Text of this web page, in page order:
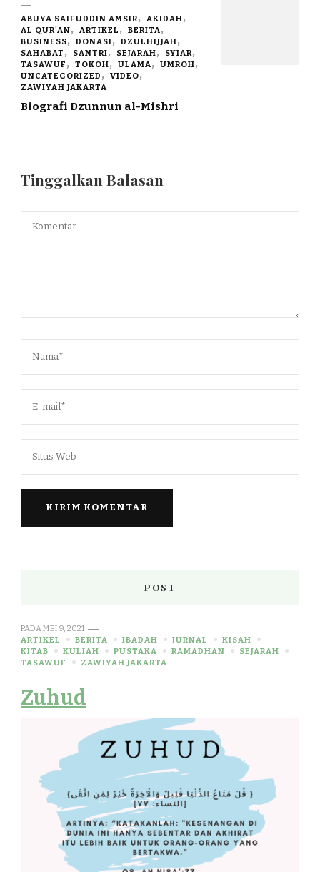
ABUYA SAIFUDDIN AMSIR
AKIDAH
AL QUR'AN
ARTIKEL
BERITA
BUSINESS
DONASI
DZULHIJJAH
SAHABAT
SANTRI SEJARAH
SYIAR
TASAWUF
TOKOH ULAMA
UMROH
UNCATEGORIZED
VIDEO
ZAWIYAH JAKARTA
Biografi Dzunnun al-Mishri
Tinggalkan Balasan
POST
PADAMEI 9, 2021
ARTIKEL
BERITA IBADAH JURNAL
KISAH
KITAB
KULIAH PUSTAKA RAMADHAN
SEJARAH
TASAWUF
ZAWIYAH JAKARTA
Zuhud